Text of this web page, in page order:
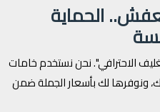
الحماية
الاحترافي". نحن نستخدم خامات
ونوفرها لك بأسعار الجملة ضمن